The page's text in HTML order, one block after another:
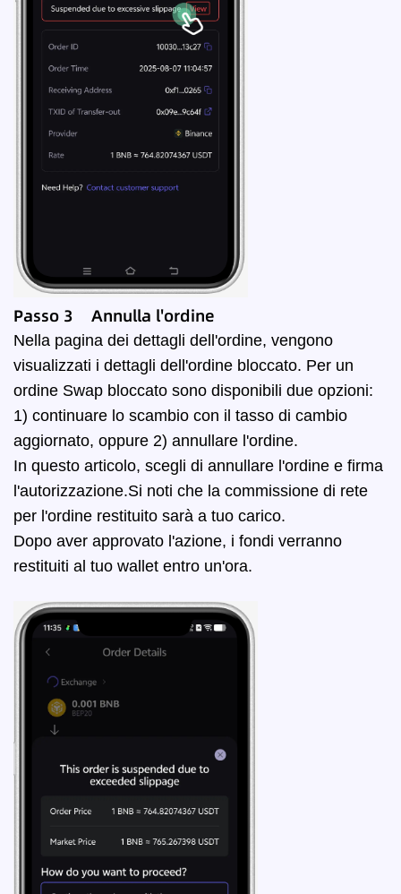
Passo 3 Annulla l'ordine
Nella pagina dei dettagli dell'ordine, vengono
visualizzati i dettagli dell'ordine bloccato. Per un
ordine Swap bloccato sono disponibili due opzioni:
1) continuare lo scambio con il tasso di cambio
aggiornato, oppure 2) annullare l'ordine.
In questo articolo, scegli di annullare l'ordine e firma
l'autorizzazione.Si noti che la commissione di rete
per l'ordine restituito sarà a tuo carico.
Dopo aver approvato l'azione, i fondi verranno
restituiti al tuo wallet entro un'ora.